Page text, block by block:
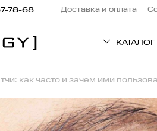
как часто и зачем ими
78-68 Доставка и оплата
КАТАЛОГ
Патчи